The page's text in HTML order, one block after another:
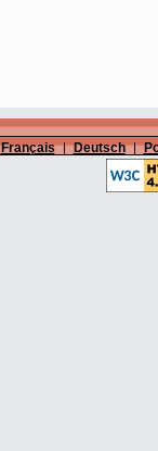
Français | Deutsch |